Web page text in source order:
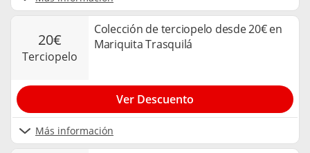
20€
terciopelo
Colección de terciopelo desde 20€ en
Mariquita Trasquilá
Más información
Ver Descuento